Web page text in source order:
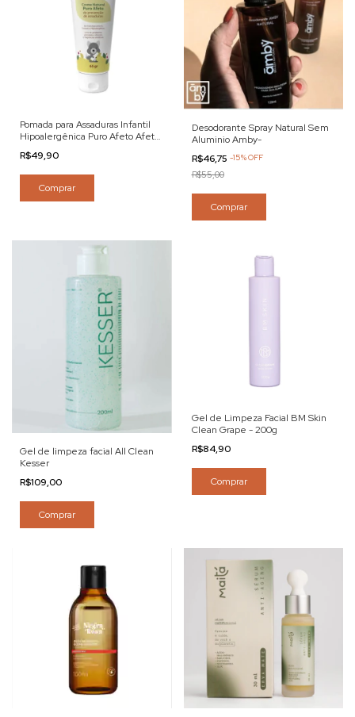
Pomada para Assaduras Infantil
Hipoalergênica Puro Afeto Afeto
Natural 65g
R$49,90
Comprar
Desodorante Spray Natural Sem
Aluminio Amby-
R$46,75 -15%OFF
R$55,00
Comprar
Gel de limpeza facial All Clean
Kesser
R$109,00
Comprar
Gel de Limpeza Facial BM Skin
Clean Grape - 200g
R$84,90
Comprar